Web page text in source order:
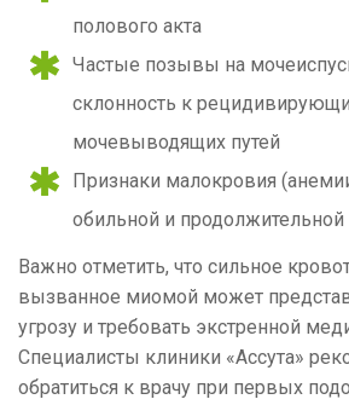
полового акта
Частые позывы на
склонность к
мочевыводящих путей
Признаки малокровия
обильной и продолжительной
Важно отметить, что сильное
вызванное миомой может
угрозу и требовать экстренной
Специалисты клиники «Ассута»
обратиться к врачу при первых